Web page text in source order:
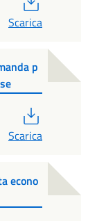
Scarica
p
Scarica
econo